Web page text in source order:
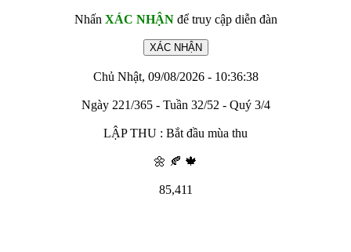
Nhấn XÁC NHẬNđể truy cập diễn đàn
Chủ Nhật, 09/08/2026 - 10:36:38
Ngày 221/365 - Tuần 32/52 - Quý 3/4
LẬP THU : Bắt đầu mùa thu
🌼 🍂 🍁
85,411